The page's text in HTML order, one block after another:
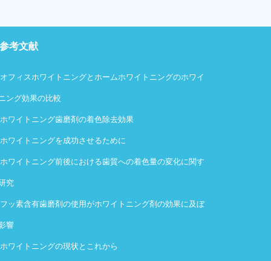
参考文献
オフィスホワイトニングとホームホワイトニングのホワイ
ング効果の比較
ホワイトニング歯磨剤の着色除去効果
ホワイトニングを成功させるために
ホワイトニング前後における歯質への着色量の変化に関す
究
フッ素含有歯磨剤の使用がホワイトニング剤の効果に及ぼ
響
ホワイトニングの現状とこれから